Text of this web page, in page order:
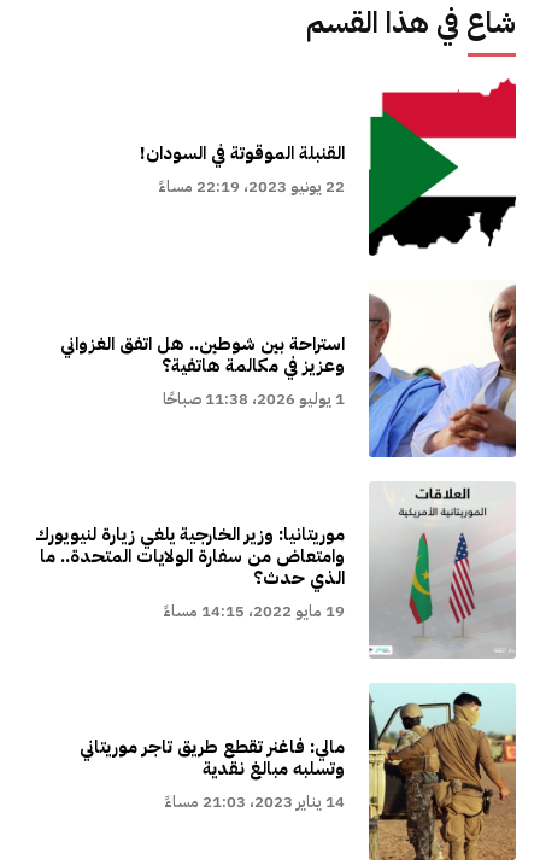
شاع في هذا القسم
القنبلة الموقوتة في السودان!
22 يونيو 2023، 22:19 مساءً
استراحة بين شوطين.. هل اتفق الغزواني
وعزيز في مكالمة هاتفية؟
1 يوليو 2026، 11:38 صباحًا
موريتانيا: وزير الخارجية يلغي زيارة لنيويورك
وامتعاض من سفارة الولايات المتحدة.. ما
الذي حدث؟
19 مايو 2022، 14:15 مساءً
مالي: فاغنر تقطع طريق تاجر موريتاني
وتسلبه مبالغ نقدية
14 يناير 2023، 21:03 مساءً